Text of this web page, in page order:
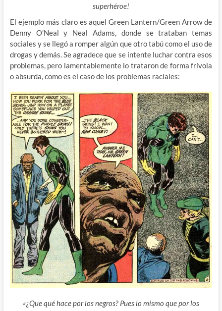
superhéroe!
El ejemplo más claro es aquel Green Lantern/Green Arrow de
Denny O’Neal y Neal Adams, donde se trataban temas
sociales y se llegó a romper algún que otro tabú como el uso de
drogas y demás. Se agradece que se intente luchar contra esos
problemas, pero lamentablemente lo trataron de forma frívola
o absurda, como es el caso de los problemas raciales:
«¿Que qué hace por los negros? Pues lo mismo que por los